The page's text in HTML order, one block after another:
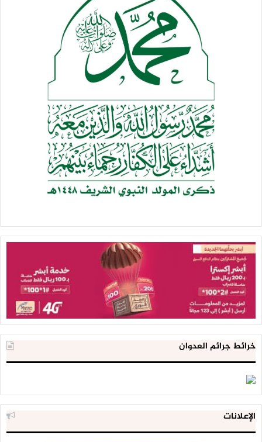
خرائط جرائم العدوان
الإعلانات